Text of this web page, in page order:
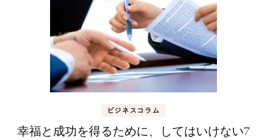
ビジネスコラム
幸福と成功を得るために、してはいけない7